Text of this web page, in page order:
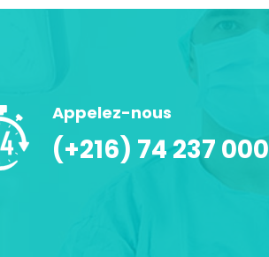
Appelez-nous
(+216) 74 237 000